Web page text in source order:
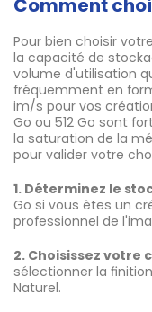
Comment
Pour bien choisir votre
la capacité de
volume d'utilisation
fréquemment en
im/s pour vos
Go ou 512 Go sont
la saturation de la
pour valider votre
1. Déterminez le
Go si vous êtes un
professionnel de
2. Choisissez votre
sélectionner la
Naturel.